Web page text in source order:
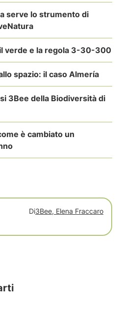
serve lo strumento di
verde e la regola 3-30-300
spazio: il caso Almería
3Bee della Biodiversità di
è cambiato un
Di3Bee, Elena Fraccaro